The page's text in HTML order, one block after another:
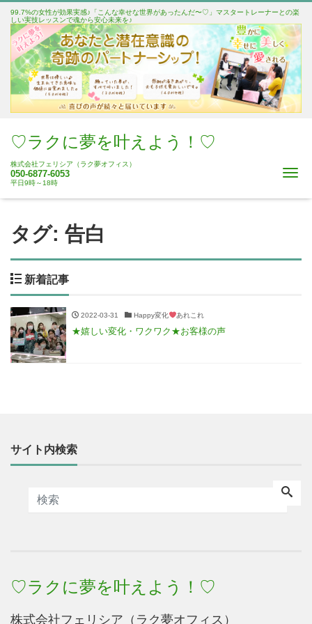
99.7%の女性が効果実感♪「こんな幸せな世界があったんだ〜♡」マスタートレーナーとの楽
しい実技レッスンで魂から安心未来を♪
♡ラクに夢を叶えよう！♡
株式会社フェリシア（ラク夢オフィス）
050-6877-6053
平日9時～18時
タグ: 告白
新着記事
2022-03-31 Happy変化 あれこれ
★嬉しい変化・ワクワク★お客様の声
サイト内検索
♡ラクに夢を叶えよう！♡
株式会社フェリシア（ラク夢オフィス）